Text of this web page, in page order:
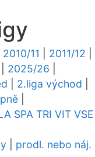
2010/11 2011/12
2025/26
2.liga východ
SPA TRI VIT VSE
prodl. nebo náj.